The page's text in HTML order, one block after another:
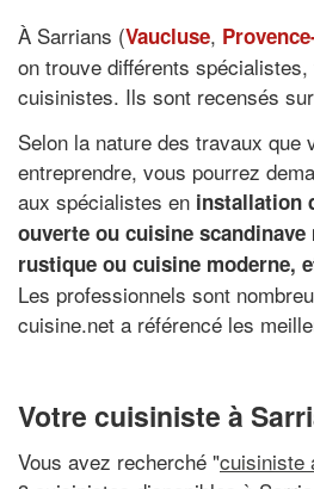
À Sarrians (Vaucluse,
on trouve différents
cuisinistes. Ils sont recensés
Selon la nature des travaux que
entreprendre, vous pourrez
aux spécialistes en installation
ouverte ou cuisine
rustique ou cuisine moderne,
Les professionnels sont
cuisine.net a référencé les
Votre cuisiniste à
Vous avez recherché "cuisiniste